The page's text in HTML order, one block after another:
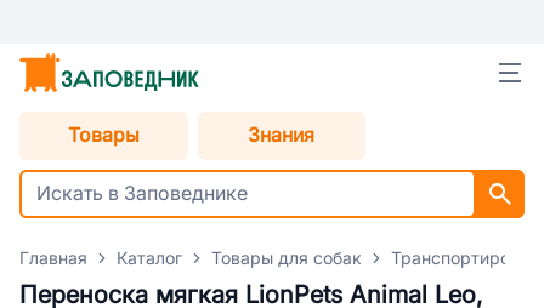
Товары Знания
Главная Каталог Товары для собак Транспортировка
Переноска мягкая LionPets Animal Leo,